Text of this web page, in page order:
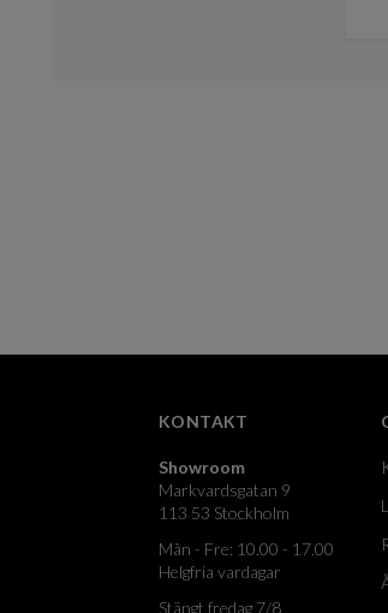
KONTAKT
Showroom
Markvardsgatan 9
113 53 Stockholm
Mån - Fre: 10.00 - 17.00
Helgfria vardagar
Stängt fredag 7/8